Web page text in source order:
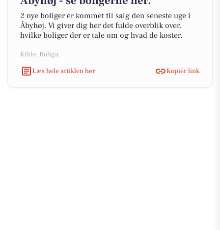
2 nye boliger er kommet til salg den seneste uge i
Åbyhøj. Vi giver dig her det fulde overblik over,
hvilke boliger der er tale om og hvad de koster.
Kilde: Boliga
Læs hele artiklen her
Kopiér link